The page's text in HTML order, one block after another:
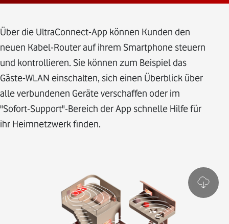
Über die UltraConnect-App können Kunden den
neuen Kabel-Router auf ihrem Smartphone steuern
und kontrollieren. Sie können zum Beispiel das
Gäste-WLAN einschalten, sich einen Überblick über
alle verbundenen Geräte verschaffen oder im
"Sofort-Support"-Bereich der App schnelle Hilfe für
ihr Heimnetzwerk finden.